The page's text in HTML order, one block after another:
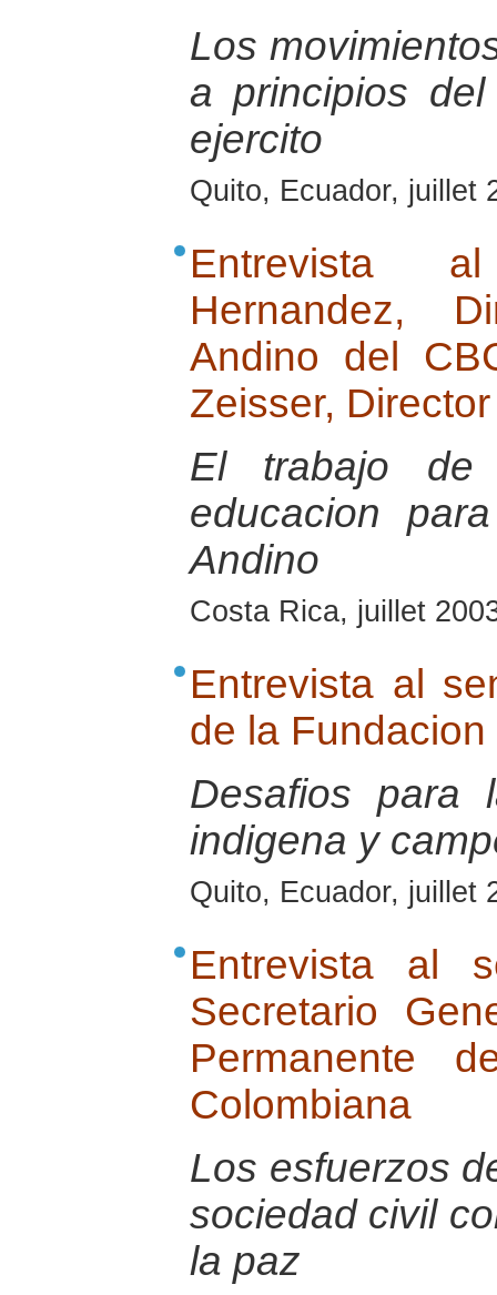
Los
a principios
ejercito
Quito, Ecuador, juillet
Entrevista
Hernandez,
Andino del
Zeisser,
El trabajo de
educacion
Andino
Costa Rica, juillet
Entrevista al
de la
Desafios para
indigena y
Quito, Ecuador, juillet
Entrevista al
Secretario
Permanente
Colombiana
Los esfuerzos
sociedad civil
la paz